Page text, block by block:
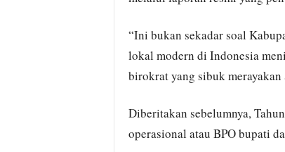
“Ini bukan sekadar soal
lokal modern di Indonesia
birokrat yang sibuk merayakan
Diberitakan sebelumnya,
operasional atau BPO bupati